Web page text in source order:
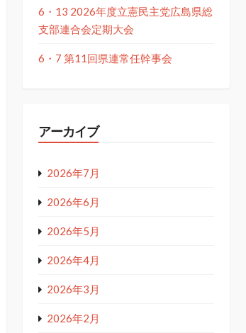
6・13 2026年度立憲民主党広島県総
支部連合会定期大会
6・7 第11回県連常任幹事会
アーカイブ
2026年7月
2026年6月
2026年5月
2026年4月
2026年3月
2026年2月